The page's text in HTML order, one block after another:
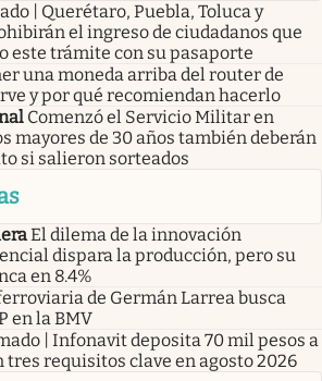
| Querétaro, Puebla, Toluca y
el ingreso de ciudadanos que
este trámite con su pasaporte
una moneda arriba del router de
y por qué recomiendan hacerlo
Comenzó el Servicio Militar en
mayores de 30 años también deberán
si salieron sorteados
El dilema de la innovación
dispara la producción, pero su
en 8.4%
de Germán Larrea busca
en la BMV
| Infonavit deposita 70 mil pesos a
requisitos clave en agosto 2026